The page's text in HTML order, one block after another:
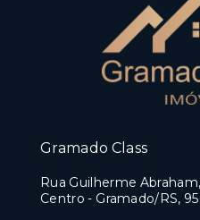
Gramado Class
Rua Guilherme
Centro - Gramado/RS,